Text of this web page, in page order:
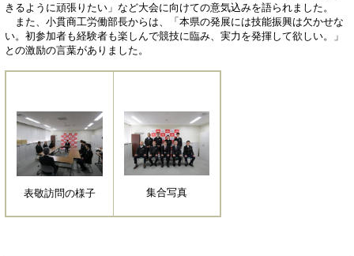
きるように頑張りたい」など大会に向けての意気込みを語られました。
また、小貫商工労働部長からは、「本県の発展には技能振興は欠かせな
い。初参加者も経験者も楽しんで競技に臨み、実力を発揮して欲しい。」
との激励の言葉がありました。
表敬訪問の様子 集合写真